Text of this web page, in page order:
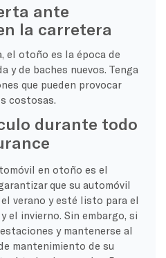
ante
la carretera
el otoño es la época de
y de baches nuevos. Tenga
que pueden provocar
costosas.
durante todo
en otoño es el
que su automóvil
verano y esté listo para el
el invierno. Sin embargo, si
y mantenerse al
mantenimiento de su